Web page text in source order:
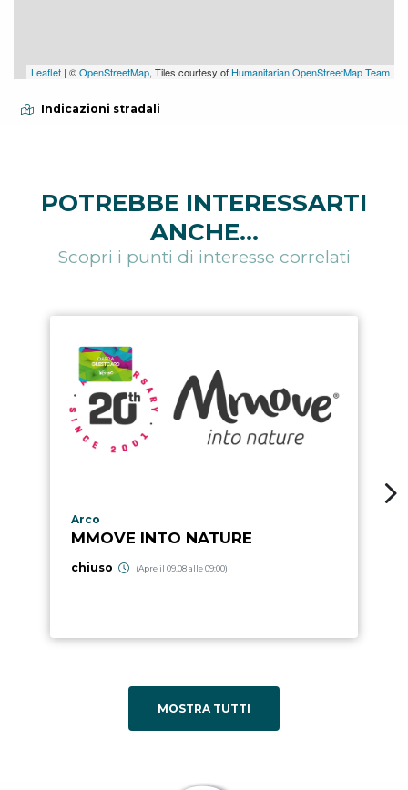
Leaflet | ©OpenStreetMap, Tiles courtesy of Humanitarian OpenStreetMap Team
Indicazioni stradali
POTREBBE INTERESSARTI
ANCHE...
Scopri i punti di interesse correlati
Località punto di interesse
Arco
MMOVE INTO NATURE
chiuso (Apre il 09.08 alle 09:00)
MOSTRA TUTTI